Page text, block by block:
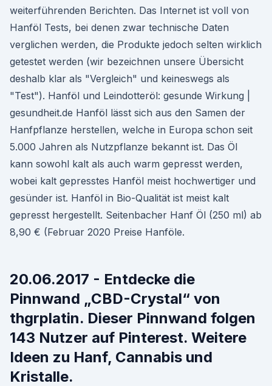
weiterführenden Berichten. Das Internet ist voll von
Hanföl Tests, bei denen zwar technische Daten
verglichen werden, die Produkte jedoch selten wirklich
getestet werden (wir bezeichnen unsere Übersicht
deshalb klar als "Vergleich" und keineswegs als
"Test"). Hanföl und Leindotteröl: gesunde Wirkung |
gesundheit.de Hanföl lässt sich aus den Samen der
Hanfpflanze herstellen, welche in Europa schon seit
5.000 Jahren als Nutzpflanze bekannt ist. Das Öl
kann sowohl kalt als auch warm gepresst werden,
wobei kalt gepresstes Hanföl meist hochwertiger und
gesünder ist. Hanföl in Bio-Qualität ist meist kalt
gepresst hergestellt. Seitenbacher Hanf Öl (250 ml) ab
8,90 € (Februar 2020 Preise Hanföle.
20.06.2017 - Entdecke die
Pinnwand „CBD-Crystal“ von
thgrplatin. Dieser Pinnwand folgen
143 Nutzer auf Pinterest. Weitere
Ideen zu Hanf, Cannabis und
Kristalle.